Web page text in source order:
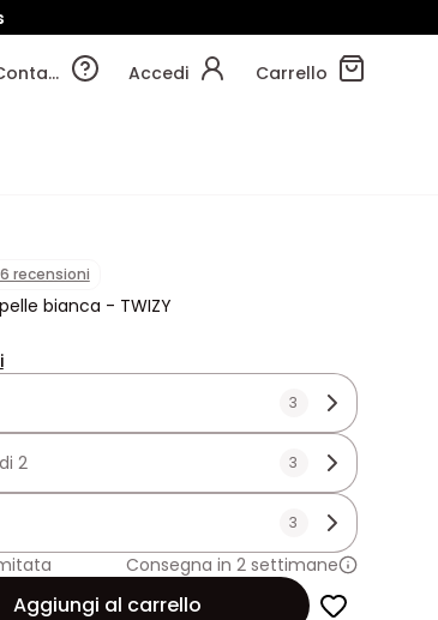
Aiuto e Contatti Accedi Carrello
recensioni
bianca - TWIZY
3
2 3
3
Consegna in 2 settimane
Aggiungi al carrello